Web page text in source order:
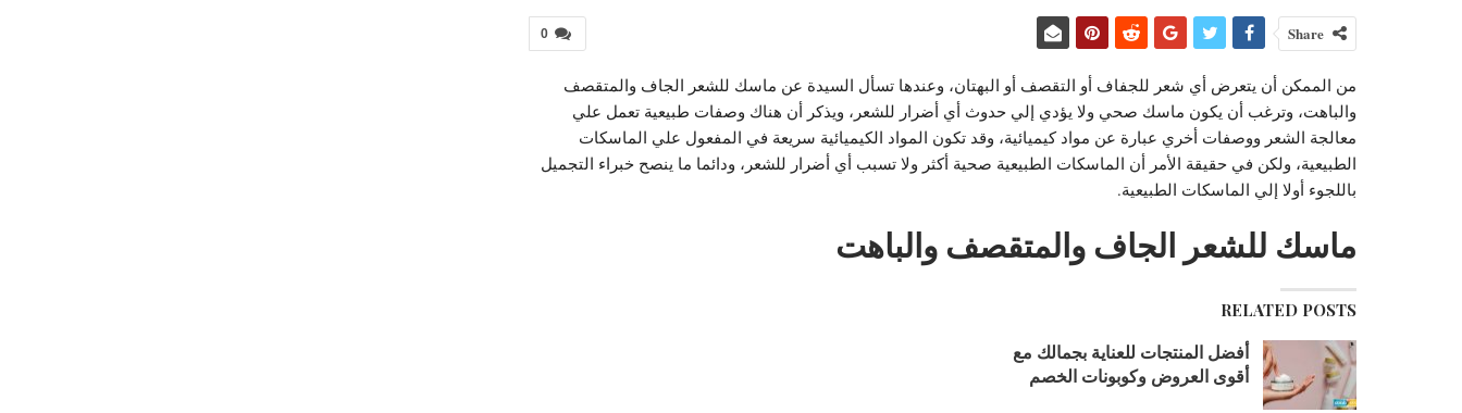
0 Share
من الممكن أن يتعرض أي شعر للجفاف أو التقصف أو البهتان، وعندها تسأل السيدة عن ماسك للشعر الجاف والمتقصف
والباهت، وترغب أن يكون ماسك صحي ولا يؤدي إلي حدوث أي أضرار للشعر، ويذكر أن هناك وصفات طبيعية تعمل علي
معالجة الشعر ووصفات أخري عبارة عن مواد كيميائية، وقد تكون المواد الكيميائية سريعة في المفعول علي الماسكات
الطبيعية، ولكن في حقيقة الأمر أن الماسكات الطبيعية صحية أكثر ولا تسبب أي أضرار للشعر، ودائما ما ينصح خبراء التجميل
باللجوء أولا إلي الماسكات الطبيعية.
ماسك للشعر الجاف والمتقصف والباهت
RELATED POSTS
أفضل المنتجات للعناية بجمالك مع
أقوى العروض وكوبونات الخصم